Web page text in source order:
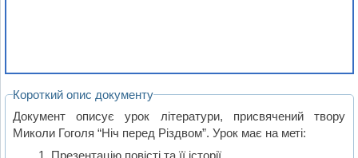
Короткий опис документу
Документ описує урок літератури, присвячений твору
Миколи Гоголя “Ніч перед Різдвом”. Урок має на меті: